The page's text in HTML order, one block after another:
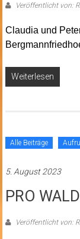
Veröffentlicht von:
Claudia und
Weiterlesen
Alle Beiträge
5. August 2023
PRO
Veröffentlicht von: